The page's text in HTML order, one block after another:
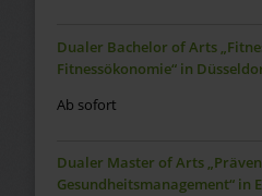
Dualer Bachelor of Arts
Fitnessökonomie“ in
Ab sofort
Dualer Master of Arts
Gesundheitsmanagement“ in